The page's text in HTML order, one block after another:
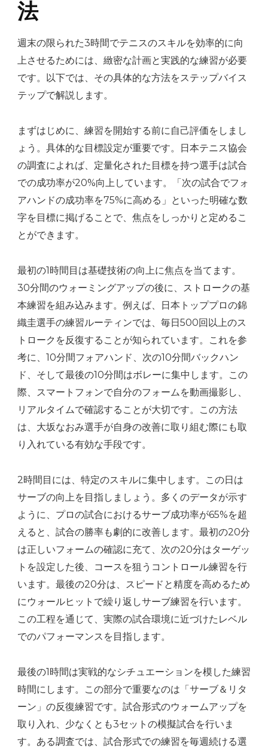
法
週末の限られた3時間でテニスのスキルを効率的に向
上させるためには、緻密な計画と実践的な練習が必要
です。以下では、その具体的な方法をステップバイス
テップで解説します。
まずはじめに、練習を開始する前に自己評価をしまし
ょう。具体的な目標設定が重要です。日本テニス協会
の調査によれば、定量化された目標を持つ選手は試合
での成功率が20%向上しています。「次の試合でフォ
アハンドの成功率を75%に高める」といった明確な数
字を目標に掲げることで、焦点をしっかりと定めるこ
とができます。
最初の1時間目は基礎技術の向上に焦点を当てます。
30分間のウォーミングアップの後に、ストロークの基
本練習を組み込みます。例えば、日本トッププロの錦
織圭選手の練習ルーティンでは、毎日500回以上のス
トロークを反復することが知られています。これを参
考に、10分間フォアハンド、次の10分間バックハン
ド、そして最後の10分間はボレーに集中します。この
際、スマートフォンで自分のフォームを動画撮影し、
リアルタイムで確認することが大切です。この方法
は、大坂なおみ選手が自身の改善に取り組む際にも取
り入れている有効な手段です。
2時間目には、特定のスキルに集中します。この日は
サーブの向上を目指しましょう。多くのデータが示す
ように、プロの試合におけるサーブ成功率が65%を超
えると、試合の勝率も劇的に改善します。最初の20分
は正しいフォームの確認に充て、次の20分はターゲッ
トを設定した後、コースを狙うコントロール練習を行
います。最後の20分は、スピードと精度を高めるため
にウォールヒットで繰り返しサーブ練習を行います。
この工程を通じて、実際の試合環境に近づけたレベル
でのパフォーマンスを目指します。
最後の1時間は実戦的なシチュエーションを模した練習
時間にします。この部分で重要なのは「サーブ＆リタ
ーン」の反復練習です。試合形式のウォームアップを
取り入れ、少なくとも3セットの模擬試合を行いま
す。ある調査では、試合形式での練習を毎週続ける選